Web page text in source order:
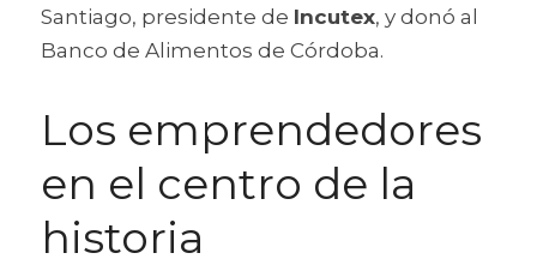
Santiago, presidente de Incutex, y donó al
Banco de Alimentos de Córdoba.
Los emprendedores
en el centro de la
historia